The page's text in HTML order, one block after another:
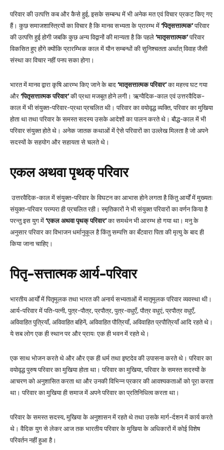
परिवार की उत्पत्ति कब और कैसे हुई, इसके सम्बन्ध में भी अनेक मत एवं विचार प्रकट किए गए
हैं। कुछ समाजशास्त्रियों का विचार है कि मानव सभ्यता के प्रारम्भ में ‘पितृसत्तात्मक’परिवार
की उत्पत्ति हुई होगी जबकि कुछ अन्य विद्वानों की मान्यता है कि पहले ‘मातृसत्तात्मक’परिवार
विकसित हुए होंगे क्योंकि प्रारम्भिक काल में यौन सम्बन्धों की सुनिश्चतता अर्थात् विवाह जैसी
संस्था का विचार नहीं पनप सका होगा।
भारत में मानव द्वारा कृषि आरम्भ किए जाने के बाद ‘मातृसत्तात्मक परिवार’का महत्त्व घट गया
और ‘पितृसत्तात्मक परिवार’की प्रथा मजबूत होने लगी। ऋग्वैदिक-काल एवं उत्तरवैदिक-
काल में भी संयुक्त-परिवार-प्रथा प्रचलित थी। परिवार का वयोवृद्ध व्यक्ति, परिवार का मुखिया
होता था तथा परिवार के समस्त सदस्य उसके आदेशों का पालन करते थे। बौद्ध-काल में भी
परिवार संयुक्त होते थे। अनेक जातक कथाओं में ऐसे परिवारों का उल्लेख मिलता है जो अपने
सदस्यों के सहयोग और सहायता से चलते थे।
एकल अथवा पृथक् परिवार
उत्तरवैदिक-काल में संयुक्त-परिवार के विघटन का आभास होने लगता है किंतु आर्यों में मुख्यतः
संयुक्त-परिवार परम्परा ही प्रचलित रही। स्मृतिकारों ने भी संयुक्त परिवारों का वर्णन किया है
परन्तु इस युग में ‘एकल अथवा पृथक् परिवार’का समर्थन भी आरम्भ हो गया था। मनु के
अनुसार परिवार का विभाजन धर्मानुकूल है किंतु सम्पत्ति का बँटवारा पिता की मृत्यु के बाद ही
किया जाना चाहिए।
पितृ-सत्तात्मक आर्य-परिवार
भारतीय आर्यों में पितृमूलक तथा भारत की अनार्य सभ्यताओं में मातृमूलक परिवार व्यवस्था थी।
आर्य-परिवार में पति-पत्नी, पुत्र-पौत्र, प्रपौत्र, पुत्र-वधुएँ, पौत्र वधुएं, प्रपौत्र वधुएँ,
अविवाहित पुत्रियाँ, अविवाहित बहिनें, अविवाहित पौत्रियाँ, अविवाहित प्रपौत्रियाँ आदि रहते थे।
ये सब लोग एक ही स्थान पर और प्रायः एक ही भवन में रहते थे।
एक साथ भोजन करते थे और और एक ही धर्म तथा इष्टदेव की उपासना करते थे। परिवार का
वयोवृद्ध पुरुष परिवार का मुखिया होता था। परिवार का मुखिया, परिवार के समस्त सदस्यों के
आचरण को अनुशासित करता था और उनकी विभिन्न प्रकार की आवश्यकताओं को पूरा करता
था। परिवार का मुखिया ही समाज में अपने परिवार का प्रतिनिधित्व करता था।
परिवार के समस्त सदस्य, मुखिया के अनुशासन में रहते थे तथा उसके मार्ग-र्दशन में कार्य करते
थे। वैदिक युग से लेकर आज तक भारतीय परिवार के मुखिया के अधिकारों में कोई विशेष
परिवर्तन नहीं हुआ है।